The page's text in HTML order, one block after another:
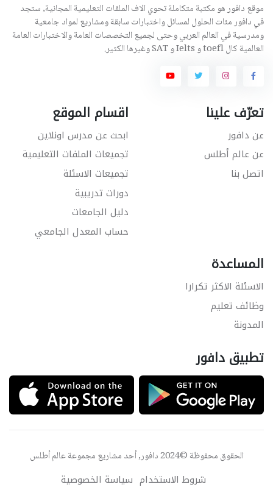
موقع دافور هو مكتبة متكاملة تحوي الاف الملفات التعليمية المجانية, ستجد
في دافور مئات الحلول لمسائل واختبارات سابقة ومشاريع لمواد جامعية
ومدرسية في العالم العربي وحتى لجميع التخصصات العامة والاختبارات العامة
العالمية كال toefl و Ielts و SAT وغيرها الكثير.
تعرّف علينا
عن دافور
عن عالم أطلس
اتصل بنا
اقسام الموقع
ابحث عن مدرس اونلاين
تجميعات الملفات التعليمية
تجميعات الاسئلة
دورات تدريبية
دليل الجامعات
حساب المعدل الجامعي
المساعدة
الاسئلة الاكثر تكرارا
وظائف تعليم
المدونة
تطبيق دافور
الحقوق محفوظة ©2024 دافور, أحد مشاريع مجموعة عالم أطلس
شروط الاستخدام سياسة الخصوصية